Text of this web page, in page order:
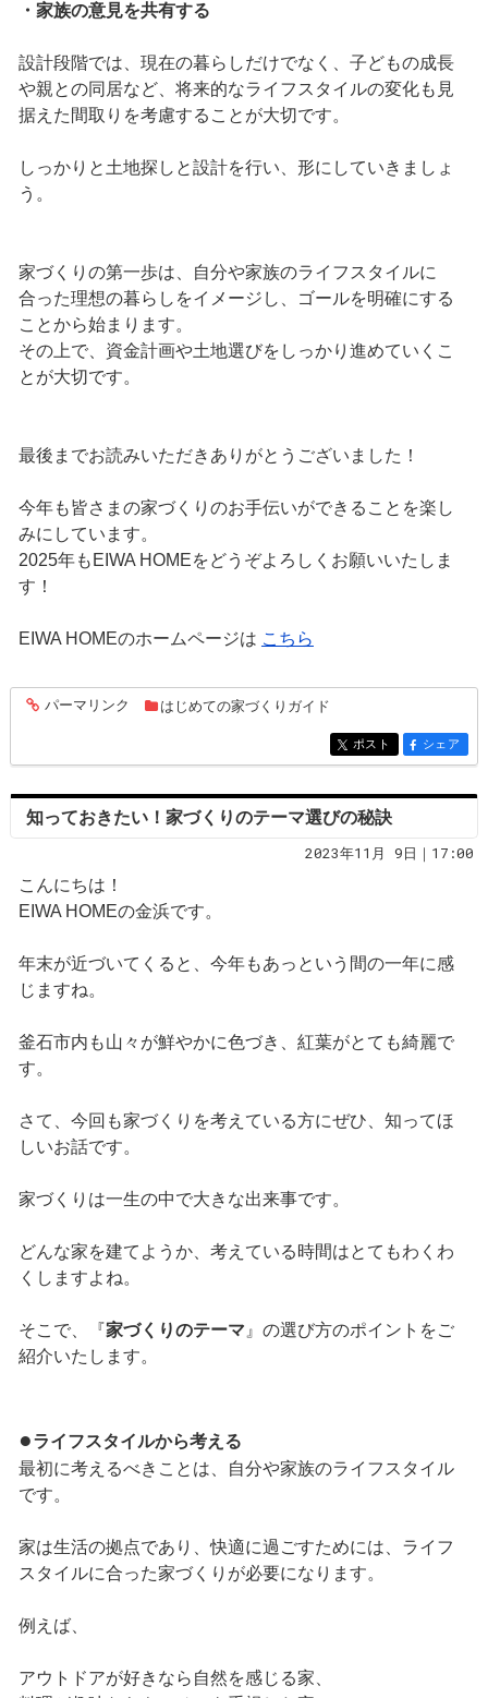
・家族の意見を共有する
設計段階では、現在の暮らしだけでなく、子どもの成長
や親との同居など、将来的なライフスタイルの変化も見
据えた間取りを考慮することが大切です。
しっかりと土地探しと設計を行い、形にしていきましょ
う。
家づくりの第一歩は、自分や家族のライフスタイルに
合った理想の暮らしをイメージし、ゴールを明確にする
ことから始まります。
その上で、資金計画や土地選びをしっかり進めていくこ
とが大切です。
最後までお読みいただきありがとうございました！
今年も皆さまの家づくりのお手伝いができることを楽し
みにしています。
2025年もEIWA HOMEをどうぞよろしくお願いいたしま
す！
EIWA HOMEのホームページは こちら
entry215
パーマリンク はじめての家づくりガイド
entry215
ポスト entry215
シェア
知っておきたい！家づくりのテーマ選びの秘訣
2023年11月 9日｜17:00
こんにちは！
EIWA HOMEの金浜です。
年末が近づいてくると、今年もあっという間の一年に感
じますね。
釜石市内も山々が鮮やかに色づき、紅葉がとても綺麗で
す。
さて、今回も家づくりを考えている方にぜひ、知ってほ
しいお話です。
家づくりは一生の中で大きな出来事です。
どんな家を建てようか、考えている時間はとてもわくわ
くしますよね。
そこで、『家づくりのテーマ 』の選び方のポイントをご
紹介いたします。
●ライフスタイルから考える
最初に考えるべきことは、自分や家族のライフスタイル
です。
家は生活の拠点であり、快適に過ごすためには、ライフ
スタイルに合った家づくりが必要になります。
例えば、
アウトドアが好きなら自然を感じる家、